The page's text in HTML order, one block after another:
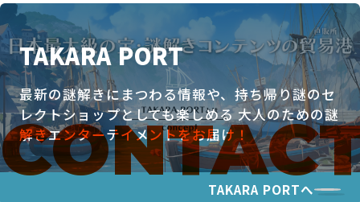
TAKARA PORT
最新の謎解きにまつわる情報や、持ち帰り謎のセ
レクトショップとしても楽しめる大人のための謎
解きエンターテイメントをお届け！
TAKARA PORTへ